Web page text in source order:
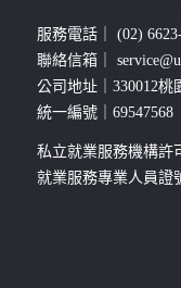
服務電話｜ (02)
聯絡信箱｜
公司地址｜330012桃
統一編號｜69547568
私立就業服務機構
就業服務專業人員